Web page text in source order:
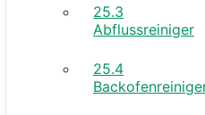
25.3
Abflussreiniger
25.4